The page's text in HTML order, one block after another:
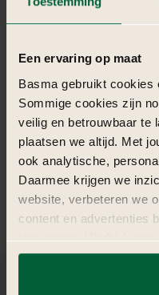
Een ervaring op maat
Basma gebruikt cookies
Sommige cookies zijn
veilig en betrouwbaar te
plaatsen we altijd. Met
ook analytische,
Daarmee krijgen we
website, verbeteren we
content en advertenties
interesses. Hierbij
externe partners.